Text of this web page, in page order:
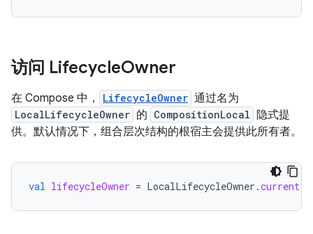
访问 LifecycleOwner
在 Compose 中， LifecycleOwner 通过名为
LocalLifecycleOwner 的 CompositionLocal
隐式提
供。默认情况下，组合层次结构的根宿主会提供此所有者。
val lifecycleOwner = LocalLifecycleOwner .current